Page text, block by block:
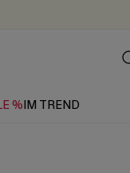
%IM TREND